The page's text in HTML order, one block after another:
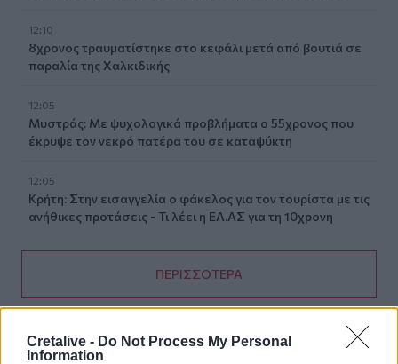
Cretalive - Do Not Process My Personal
Information
12:10
8χρονος τραυματίστηκε στο κεφάλι μετά από βουτιά σε
παραλία της Χαλκιδικής
12:05
Μυστράς: Με ψυχολογικά προβλήματα ο 55χρονος που
έκρυψε τον νεκρό πατέρα του σε καταψύκτη
12:05
Κρήτη: Στην εισαγγελία ο φάκελος για τον τουρίστα με τις
ανήθικες προτάσεις - Τι λέει η ΕΛ.ΑΣ για τη 10χρονη
ΠΕΡΙΣΣΟΤΕΡΑ